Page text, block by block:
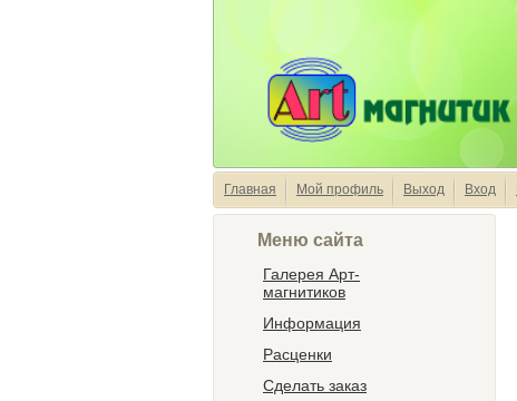
Главная Мой профиль Выход Вход
Меню сайта
Галерея Арт-
магнитиков
Информация
Расценки
Сделать заказ